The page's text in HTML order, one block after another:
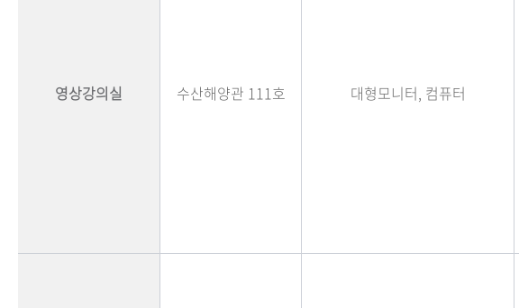
영상강의실 수산해양관 111호 대형모니터, 컴퓨터